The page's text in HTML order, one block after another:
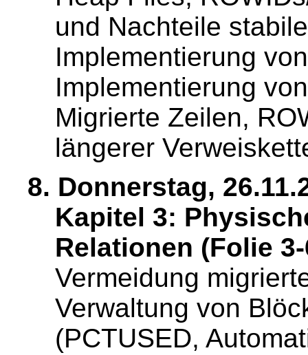
und Nachteile
Implementierung
Implementierung
Migrierte Zeilen,
längerer
8. Donnerstag,
Kapitel 3:
Relationen (Folie
Vermeidung
Verwaltung von
(PCTUSED,